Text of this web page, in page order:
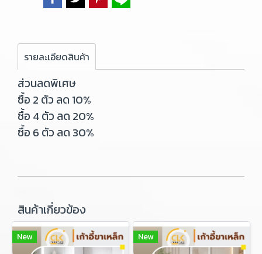
รายละเอียดสินค้า
ส่วนลดพิเศษ
ซื้อ 2 ตัว ลด 10%
ซื้อ 4 ตัว ลด 20%
ซื้อ 6 ตัว ลด 30%
สินค้าเกี่ยวข้อง
New New